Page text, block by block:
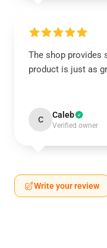
The shop provides
product is just as
C Caleb
Verified owner
Write your review